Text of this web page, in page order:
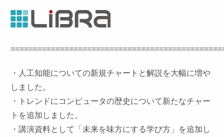
・人工知能についての新規チャートと解説を大幅に増や
しました。
・トレンドにコンピュータの歴史について新たなチャー
トを追加しました。
・講演資料として「未来を味方にする学び方」を追加し